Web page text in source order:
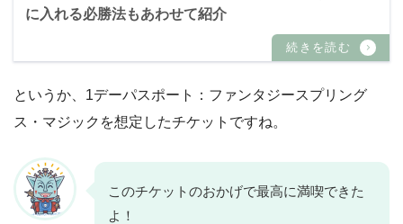
に入れる必勝法もあわせて紹介
というか、1デーパスポート：ファンタジースプリング
ス・マジックを想定したチケットですね。
このチケットのおかげで最高に満喫できた
よ！